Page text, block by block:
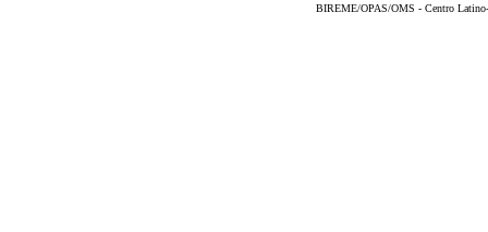
BIREME/OPAS/OMS - Centro Latino-